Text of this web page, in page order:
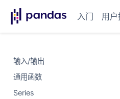
入门 用户
输入/输出
通用函数
Series